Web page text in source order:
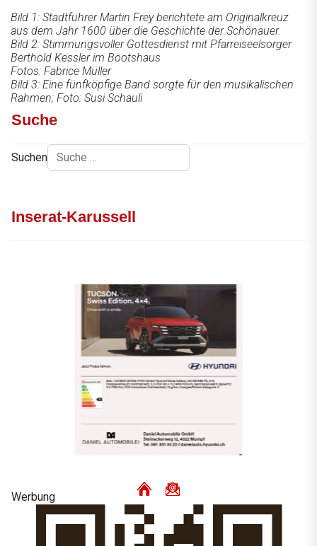
Bild 1: Stadtführer Martin Frey berichtete am Originalkreuz
aus dem Jahr 1600 über die Geschichte der Schönauer.
Bild 2: Stimmungsvoller Gottesdienst mit Pfarreiseelsorger
Berthold Kessler im Bootshaus
Fotos: Fabrice Müller
Bild 3: Eine fünfköpfige Band sorgte für den musikalischen
Rahmen; Foto: Susi Schauli
Suche
Suchen
Inserat-Karussell
Werbung